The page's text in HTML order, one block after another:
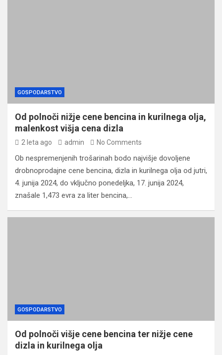
GOSPODARSTVO
Od polnoči nižje cene bencina in kurilnega olja,
malenkost višja cena dizla
2 leta ago admin No Comments
Ob nespremenjenih trošarinah bodo najvišje dovoljene
drobnoprodajne cene bencina, dizla in kurilnega olja od jutri,
4. junija 2024, do vključno ponedeljka, 17. junija 2024,
znašale 1,473 evra za liter bencina,…
GOSPODARSTVO
Od polnoči višje cene bencina ter nižje cene
dizla in kurilnega olja